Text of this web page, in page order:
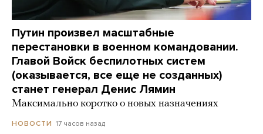
Путин произвел масштабные
перестановки в военном командовании.
Главой Войск беспилотных систем
(оказывается, все еще не созданных)
станет генерал Денис Лямин
Максимально коротко о новых назначениях
НОВОСТИ 17 часов назад